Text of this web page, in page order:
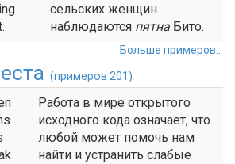
сельских женщин
наблюдаются пятна Бито.
Больше примеров...
(примеров 201)
Работа в мире открытого
исходного кода означает, что
любой может помочь нам
найти и устранить слабые